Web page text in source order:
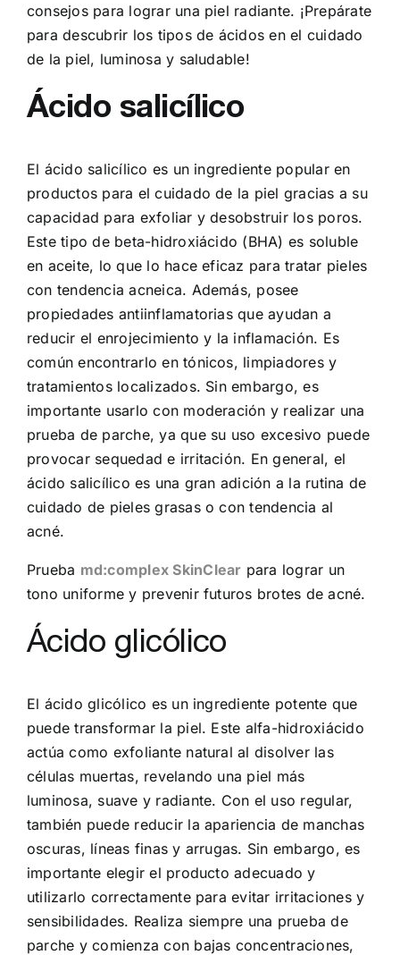
consejos para lograr una piel radiante. ¡Prepárate
para descubrir los tipos de ácidos en el cuidado
de la piel, luminosa y saludable!
Ácido salicílico
El ácido salicílico es un ingrediente popular en
productos para el cuidado de la piel gracias a su
capacidad para exfoliar y desobstruir los poros.
Este tipo de beta-hidroxiácido (BHA) es soluble
en aceite, lo que lo hace eficaz para tratar pieles
con tendencia acneica. Además, posee
propiedades antiinflamatorias que ayudan a
reducir el enrojecimiento y la inflamación. Es
común encontrarlo en tónicos, limpiadores y
tratamientos localizados. Sin embargo, es
importante usarlo con moderación y realizar una
prueba de parche, ya que su uso excesivo puede
provocar sequedad e irritación. En general, el
ácido salicílico es una gran adición a la rutina de
cuidado de pieles grasas o con tendencia al
acné.
Prueba md:complex SkinClear para lograr un
tono uniforme y prevenir futuros brotes de acné.
Ácido glicólico
El ácido glicólico es un ingrediente potente que
puede transformar la piel. Este alfa-hidroxiácido
actúa como exfoliante natural al disolver las
células muertas, revelando una piel más
luminosa, suave y radiante. Con el uso regular,
también puede reducir la apariencia de manchas
oscuras, líneas finas y arrugas. Sin embargo, es
importante elegir el producto adecuado y
utilizarlo correctamente para evitar irritaciones y
sensibilidades. Realiza siempre una prueba de
parche y comienza con bajas concentraciones,